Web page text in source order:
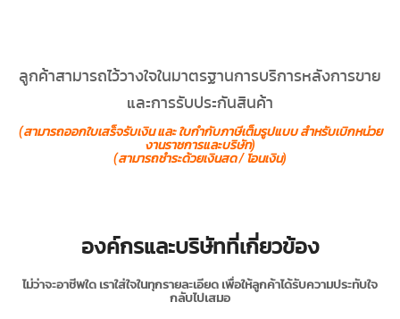
ลูกค้าสามารถไว้วางใจในมาตรฐานการบริการหลังการขาย
และการรับประกันสินค้า
(สามารถออกใบเสร็จรับเงิน และ ใบกำกับภาษีเต็มรูปแบบ สำหรับเบิกหน่วย
งานราชการและบริษัท)
(สามารถชำระด้วยเงินสด / โอนเงิน)
องค์กรและบริษัทที่เกี่ยวข้อง
ไม่ว่าจะอาชีพใด เราใส่ใจในทุกรายละเอียด เพื่อให้ลูกค้าได้รับความประทับใจ
กลับไปเสมอ